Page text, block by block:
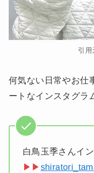
引
何気ない日常やお仕
ートなインスタグラ
白鳥玉季さんイ
▶▶